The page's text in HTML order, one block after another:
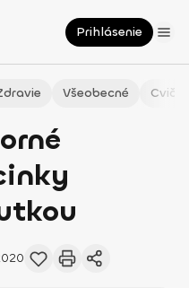
Prihlásenie
Všeobecné